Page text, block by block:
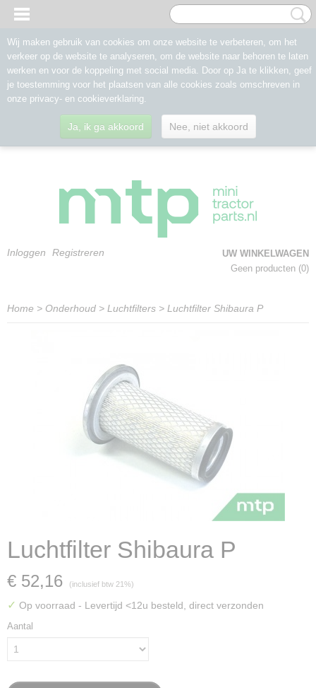
Inloggen Registreren
UW WINKELWAGEN
Geen producten (0)
Home > Onderhoud > Luchtfilters > Luchtfilter Shibaura P
Luchtfilter Shibaura P
€ 52,16 (inclusief btw 21%)
✓ Op voorraad - Levertijd <12u besteld, direct verzonden
Aantal
Wij maken gebruik van cookies om onze website te verbeteren, om het
verkeer op de website te analyseren, om de website naar behoren te laten
werken en voor de koppeling met social media. Door op Ja te klikken, geef
je toestemming voor het plaatsen van alle cookies zoals omschreven in
onze privacy- en cookieverklaring.
Ja, ik ga akkoord Nee, niet akkoord